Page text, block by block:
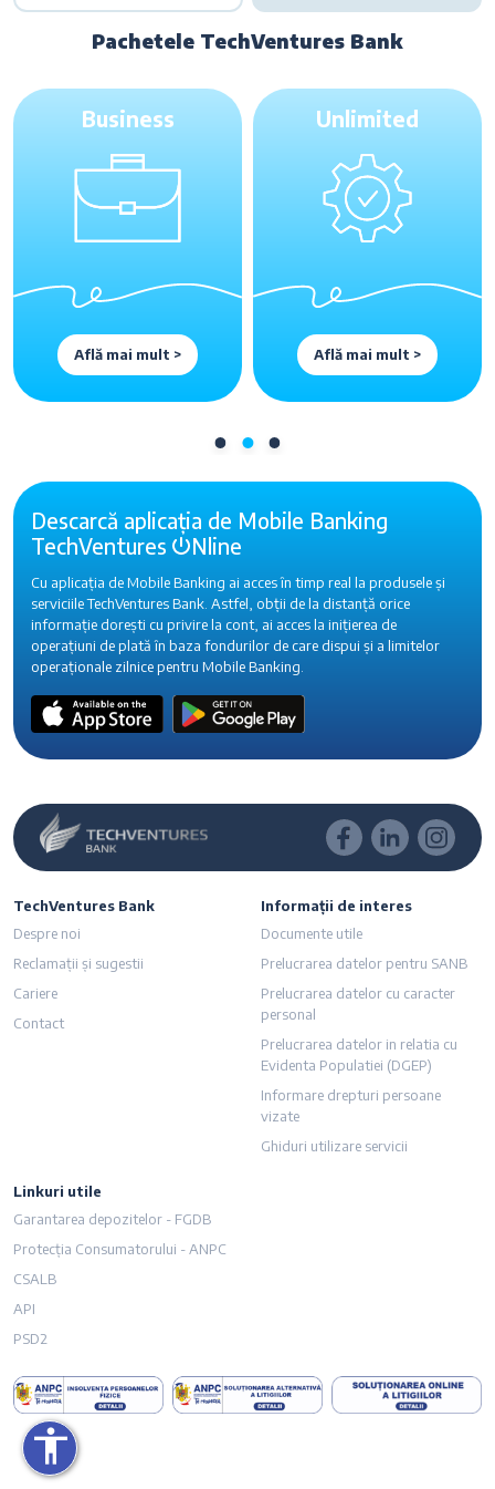
Pachetele TechVentures Bank
Business
Află mai mult >
Unlimited
Află mai mult >
Descarcă aplicația de Mobile Banking
TechVentures
Nline
Cu aplicația de Mobile Banking ai acces în timp real la produsele și
serviciile TechVentures Bank. Astfel, obții de la distanță orice
informație dorești cu privire la cont, ai acces la inițierea de
operațiuni de plată în baza fondurilor de care dispui și a limitelor
operaționale zilnice pentru Mobile Banking.
TechVentures Bank
Despre noi
Reclamații și sugestii
Cariere
Contact
Informații de interes
Documente utile
Prelucrarea datelor pentru SANB
Prelucrarea datelor cu caracter
personal
Prelucrarea datelor in relatia cu
Evidenta Populatiei (DGEP)
Informare drepturi persoane
vizate
Ghiduri utilizare servicii
Linkuri utile
Garantarea depozitelor - FGDB
Protecția Consumatorului - ANPC
CSALB
API
PSD2
accessibility
textului
dimensiunea textului
culorile
legăturile